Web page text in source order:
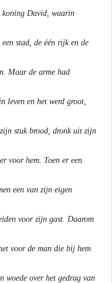
koning David, waarin
stad, de één rijk en de
Maar de arme had
leven en het werd groot,
stuk brood, dronk uit zijn
voor hem. Toen er een
een van zijn eigen
voor zijn gast. Daarom
voor de man die bij hem
woede over het gedrag van